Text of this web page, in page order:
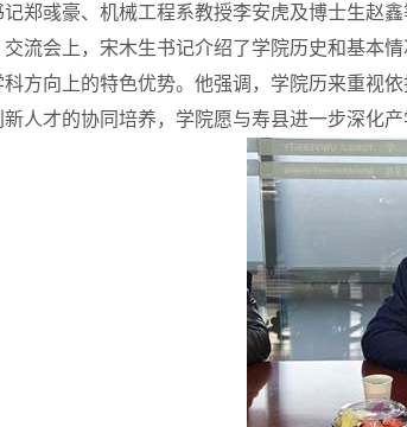
记郑彧豪、机械工程系教授李安虎及博士生赵
交流会上，宋木生书记介绍了学院历史和基本
科方向上的特色优势。他强调，学院历来重视
新人才的协同培养，学院愿与寿县进一步深化